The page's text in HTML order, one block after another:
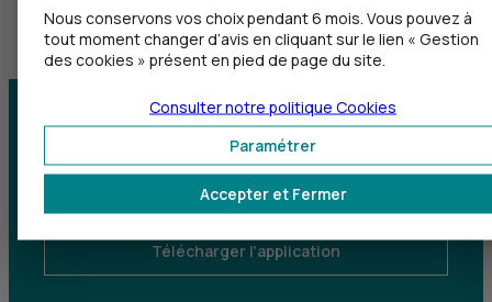
Centre d'aide Trouver une agence
Sourds et
Télécharger l'application
Nous conservons vos choix pendant 6 mois. Vous pouvez à
tout moment changer d’avis en cliquant sur le lien « Gestion
des cookies » présent en pied de page du site.
Accepter et Fermer
Paramétrer
Consulter notre politique Cookies